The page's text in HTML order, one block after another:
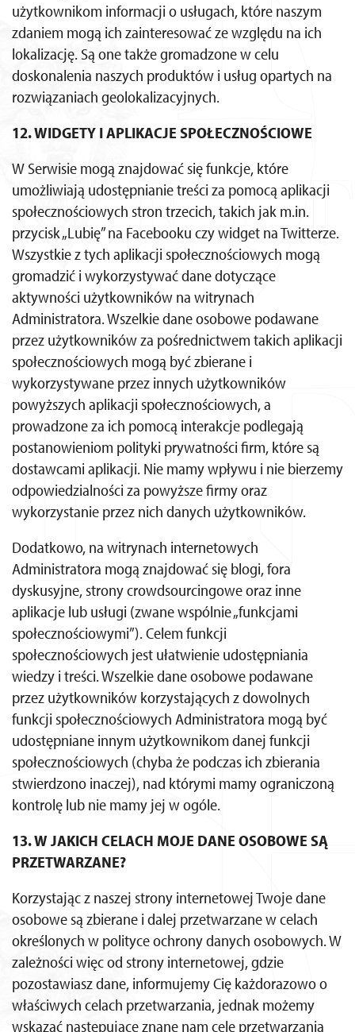
użytkownikom informacji o usługach, które naszym
zdaniem mogą ich zainteresować ze względu na ich
lokalizację. Są one także gromadzone w celu
doskonalenia naszych produktów i usług opartych na
rozwiązaniach geolokalizacyjnych.
12. WIDGETY I APLIKACJE SPOŁECZNOŚCIOWE
W Serwisie mogą znajdować się funkcje, które
umożliwiają udostępnianie treści za pomocą aplikacji
społecznościowych stron trzecich, takich jak m.in.
przycisk „Lubię” na Facebooku czy widget na Twitterze.
Wszystkie z tych aplikacji społecznościowych mogą
gromadzić i wykorzystywać dane dotyczące
aktywności użytkowników na witrynach
Administratora. Wszelkie dane osobowe podawane
przez użytkowników za pośrednictwem takich aplikacji
społecznościowych mogą być zbierane i
wykorzystywane przez innych użytkowników
powyższych aplikacji społecznościowych, a
prowadzone za ich pomocą interakcje podlegają
postanowieniom polityki prywatności firm, które są
dostawcami aplikacji. Nie mamy wpływu i nie bierzemy
odpowiedzialności za powyższe firmy oraz
wykorzystanie przez nich danych użytkowników.
Dodatkowo, na witrynach internetowych
Administratora mogą znajdować się blogi, fora
dyskusyjne, strony crowdsourcingowe oraz inne
aplikacje lub usługi (zwane wspólnie „funkcjami
społecznościowymi”). Celem funkcji
społecznościowych jest ułatwienie udostępniania
wiedzy i treści. Wszelkie dane osobowe podawane
przez użytkowników korzystających z dowolnych
funkcji społecznościowych Administratora mogą być
udostępniane innym użytkownikom danej funkcji
społecznościowych (chyba że podczas ich zbierania
stwierdzono inaczej), nad którymi mamy ograniczoną
kontrolę lub nie mamy jej w ogóle.
13. W JAKICH CELACH MOJE DANE OSOBOWE SĄ
PRZETWARZANE?
Korzystając z naszej strony internetowej Twoje dane
osobowe są zbierane i dalej przetwarzane w celach
określonych w polityce ochrony danych osobowych. W
zależności więc od strony internetowej, gdzie
pozostawiasz dane, informujemy Cię każdorazowo o
właściwych celach przetwarzania, jednak możemy
wskazać następujące znane nam cele przetwarzania